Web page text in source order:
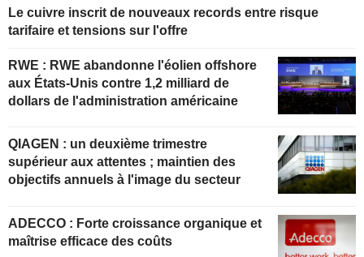
Le cuivre inscrit de nouveaux records entre risque
tarifaire et tensions sur l'offre
RWE : RWE abandonne l'éolien offshore
aux États-Unis contre 1,2 milliard de
dollars de l'administration américaine
QIAGEN : un deuxième trimestre
supérieur aux attentes ; maintien des
objectifs annuels à l'image du secteur
ADECCO : Forte croissance organique et
maîtrise efficace des coûts